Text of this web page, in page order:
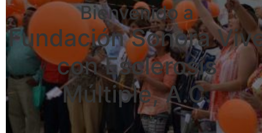
Bienvenido a
Fundación Sonora
con Esclerosis
Múltiple, A.C.